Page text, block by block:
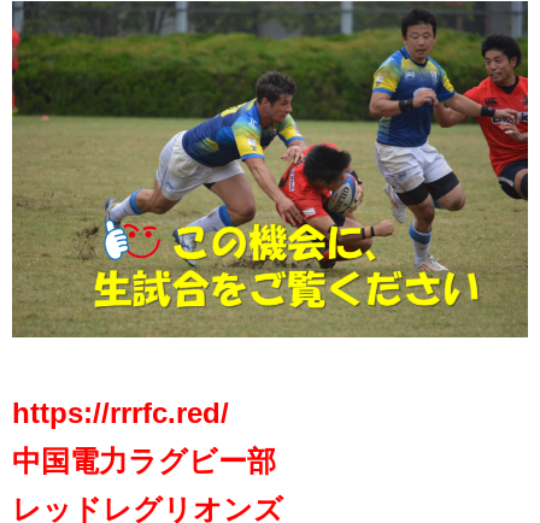
https://rrrfc.red/
中国電力ラグビー部
レッドレグリオンズ